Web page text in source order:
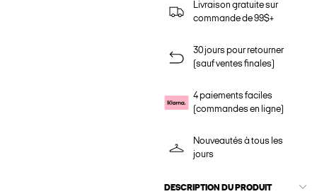
Livraison gratuite sur
commande de 99$+
30 jours pour retourner
(sauf ventes finales)
4 paiements faciles
(commandes en ligne)
Nouveautés à tous les
jours
DESCRIPTION DU PRODUIT